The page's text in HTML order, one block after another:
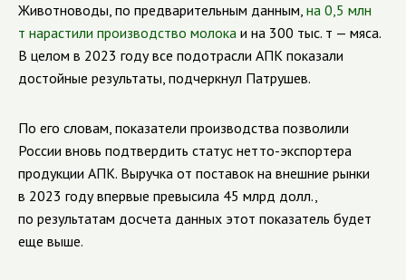
Животноводы, по предварительным данным, на 0,5 млн
т нарастили производство молока и на 300 тыс. т — мяса.
В целом в 2023 году все подотрасли АПК показали
достойные результаты, подчеркнул Патрушев.
По его словам, показатели производства позволили
России вновь подтвердить статус нетто-экспортера
продукции АПК. Выручка от поставок на внешние рынки
в 2023 году впервые превысила 45 млрд долл.,
по результатам досчета данных этот показатель будет
еще выше.